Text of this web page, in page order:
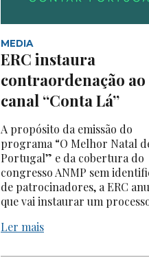
MEDIA
ERC instaura
contraordenação ao
canal “Conta Lá”
A propósito da emissão do
programa “O Melhor Natal
Portugal” e da cobertura do
congresso ANMP sem
de patrocinadores, a ERC
que vai instaurar um
Ler mais